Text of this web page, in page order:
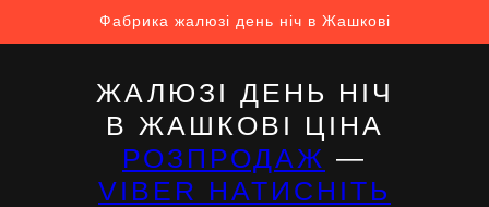
Фабрика жалюзі день ніч в Жашкові
ЖАЛЮЗІ ДЕНЬ НІЧ
В ЖАШКОВІ ЦІНА
РОЗПРОДАЖ —
VIBER НАТИСНІТЬ